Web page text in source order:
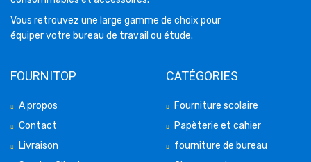
Vous retrouvez une large gamme de choix pour
équiper votre bureau de travail ou étude.
FOURNITOP
A propos
Contact
Livraison
CATÉGORIES
Fourniture scolaire
Papèterie et cahier
fourniture de bureau